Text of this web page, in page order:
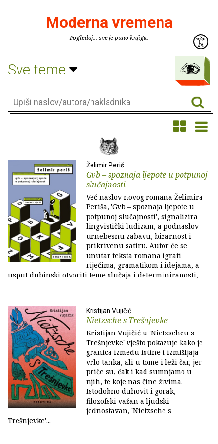
Moderna vremena
Pogledaj... sve je puno knjiga.
Sve teme
Želimir Periš
Gvb – spoznaja ljepote u potpunoj
slučajnosti
Već naslov novog romana Želimira
Periša, 'Gvb – spoznaja ljepote u
potpunoj slučajnosti', signalizira
lingvistički ludizam, a podnaslov
urnebesnu za­bavu, bizarnost i
prikrivenu satiru. Autor će se
unutar teksta romana igrati
riječima, gramatikom i idejama, a
usput dubinski otvoriti teme slučaja i determinira­nosti,...
Kristijan Vujičić
Nietzsche s Trešnjevke
Kristijan Vujičić u 'Nietzscheu s
Trešnjevke' vješto pokazuje kako je
granica između istine i izmišljaja
vrlo tanka, ali u tome i leži čar, jer
priče su, čak i kad sumnjamo u
njih, te koje nas čine živima.
Istodobno duhovit i gorak,
filozofski važan a ljudski
jednostavan, 'Nietzsche s
Trešnjevke'...